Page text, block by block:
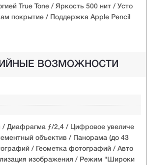
True Tone / Яркость 500 нит / Усто
покрытие / Поддержка Apple Pencil
ВОЗМОЖНОСТИ
/ Диафрагма ƒ/2,4 / Цифровое увеличе
объектив / Панорама (до 43
/ Геометка фотографий / Авто
изображения / Режим "Широки